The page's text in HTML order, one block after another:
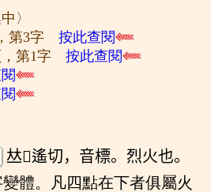
〉
，第3字按此查閱
，第1字按此查閱
𠀤𤰞遙切，音標。烈火也。
體。凡四點在下者俱屬火